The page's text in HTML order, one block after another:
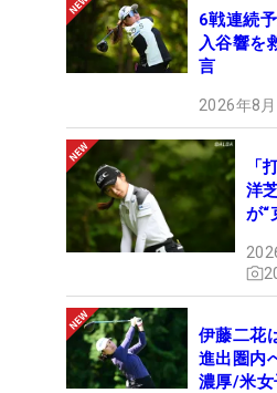
6戦連続
入谷響を
言
2026年8
「
洋
が“
伊藤二花
進出圏内
濃厚/米女